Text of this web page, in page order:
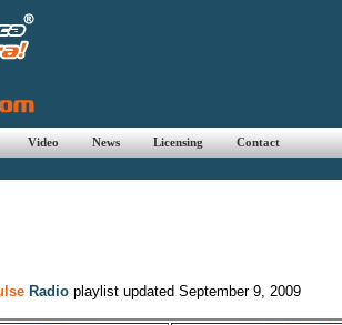
Video News Licensing Contact
Radio playlist updated September 9, 2009